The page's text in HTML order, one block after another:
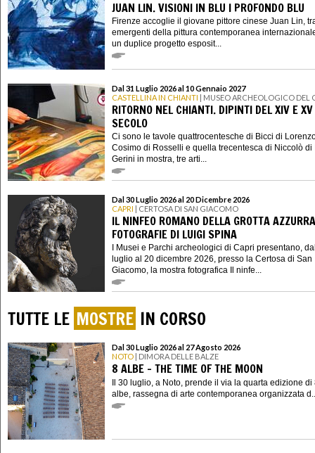
JUAN LIN. VISIONI IN BLU I PROFONDO BLU
Firenze accoglie il giovane pittore cinese Juan Lin,
emergenti della pittura contemporanea
un duplice progetto esposit...
Dal 31 Luglio 2026 al 10 Gennaio 2027
CASTELLINA IN CHIANTI | MUSEO ARCHEOLOGICO DEL
RITORNO NEL CHIANTI. DIPINTI DEL XIV E XV
SECOLO
Ci sono le tavole quattrocentesche di Bicci di
Cosimo di Rosselli e quella trecentesca di Niccolò di
Gerini in mostra, tre arti...
Dal 30 Luglio 2026 al 20 Dicembre 2026
CAPRI | CERTOSA DI SAN GIACOMO
IL NINFEO ROMANO DELLA GROTTA
FOTOGRAFIE DI LUIGI SPINA
I Musei e Parchi archeologici di Capri presentano,
luglio al 20 dicembre 2026, presso la Certosa di San
Giacomo, la mostra fotografica Il ninfe...
TUTTE LE MOSTRE IN CORSO
Dal 30 Luglio 2026 al 27 Agosto 2026
NOTO | DIMORA DELLE BALZE
8 ALBE - THE TIME OF THE MOON
Il 30 luglio, a Noto, prende il via la quarta edizione di
albe, rassegna di arte contemporanea organizzata